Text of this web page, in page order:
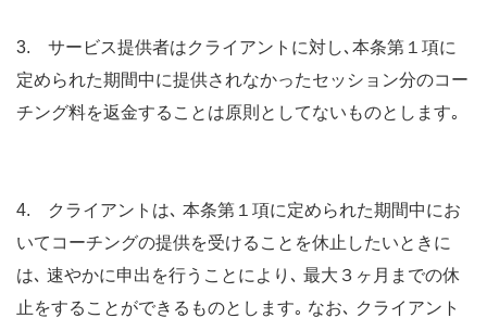
3. サービス提供者はクライアントに対し､本条第１項に
定められた期間中に提供されなかったセッション分のコー
チング料を返金することは原則としてないものとします｡
4. クライアントは､ 本条第１項に定められた期間中にお
いてコーチングの提供を受けることを休止したいときに
は､ 速やかに申出を行うことにより､ 最大３ヶ月までの休
止をすることができるものとします｡ なお､ クライアント